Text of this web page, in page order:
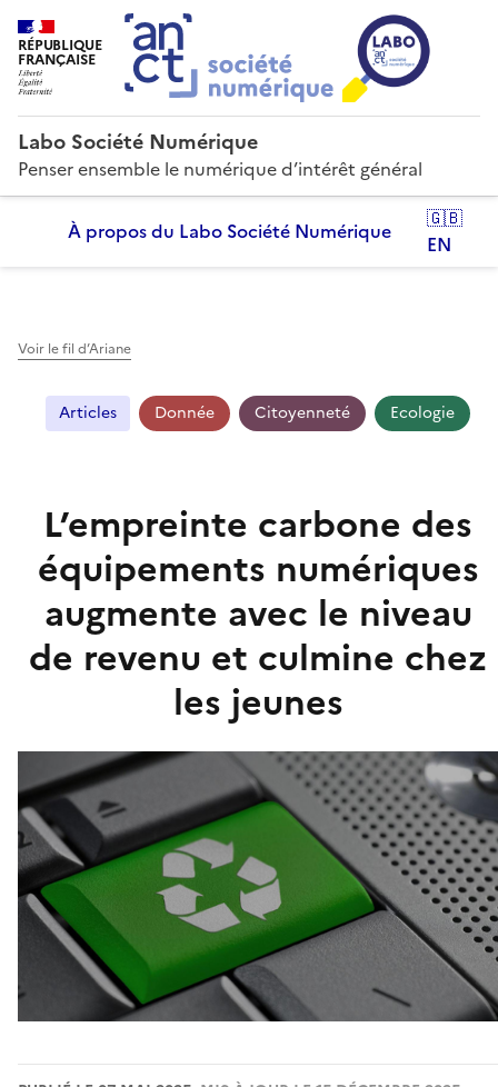
RÉPUBLIQUE
FRANÇAISE
Labo Société Numérique
Penser ensemble le numérique d’intérêt général
À propos du Labo Société Numérique
🇬🇧
EN
Voir le fil d’Ariane
Articles Donnée Citoyenneté Ecologie
L’empreinte carbone des
équipements numériques
augmente avec le niveau
de revenu et culmine chez
les jeunes